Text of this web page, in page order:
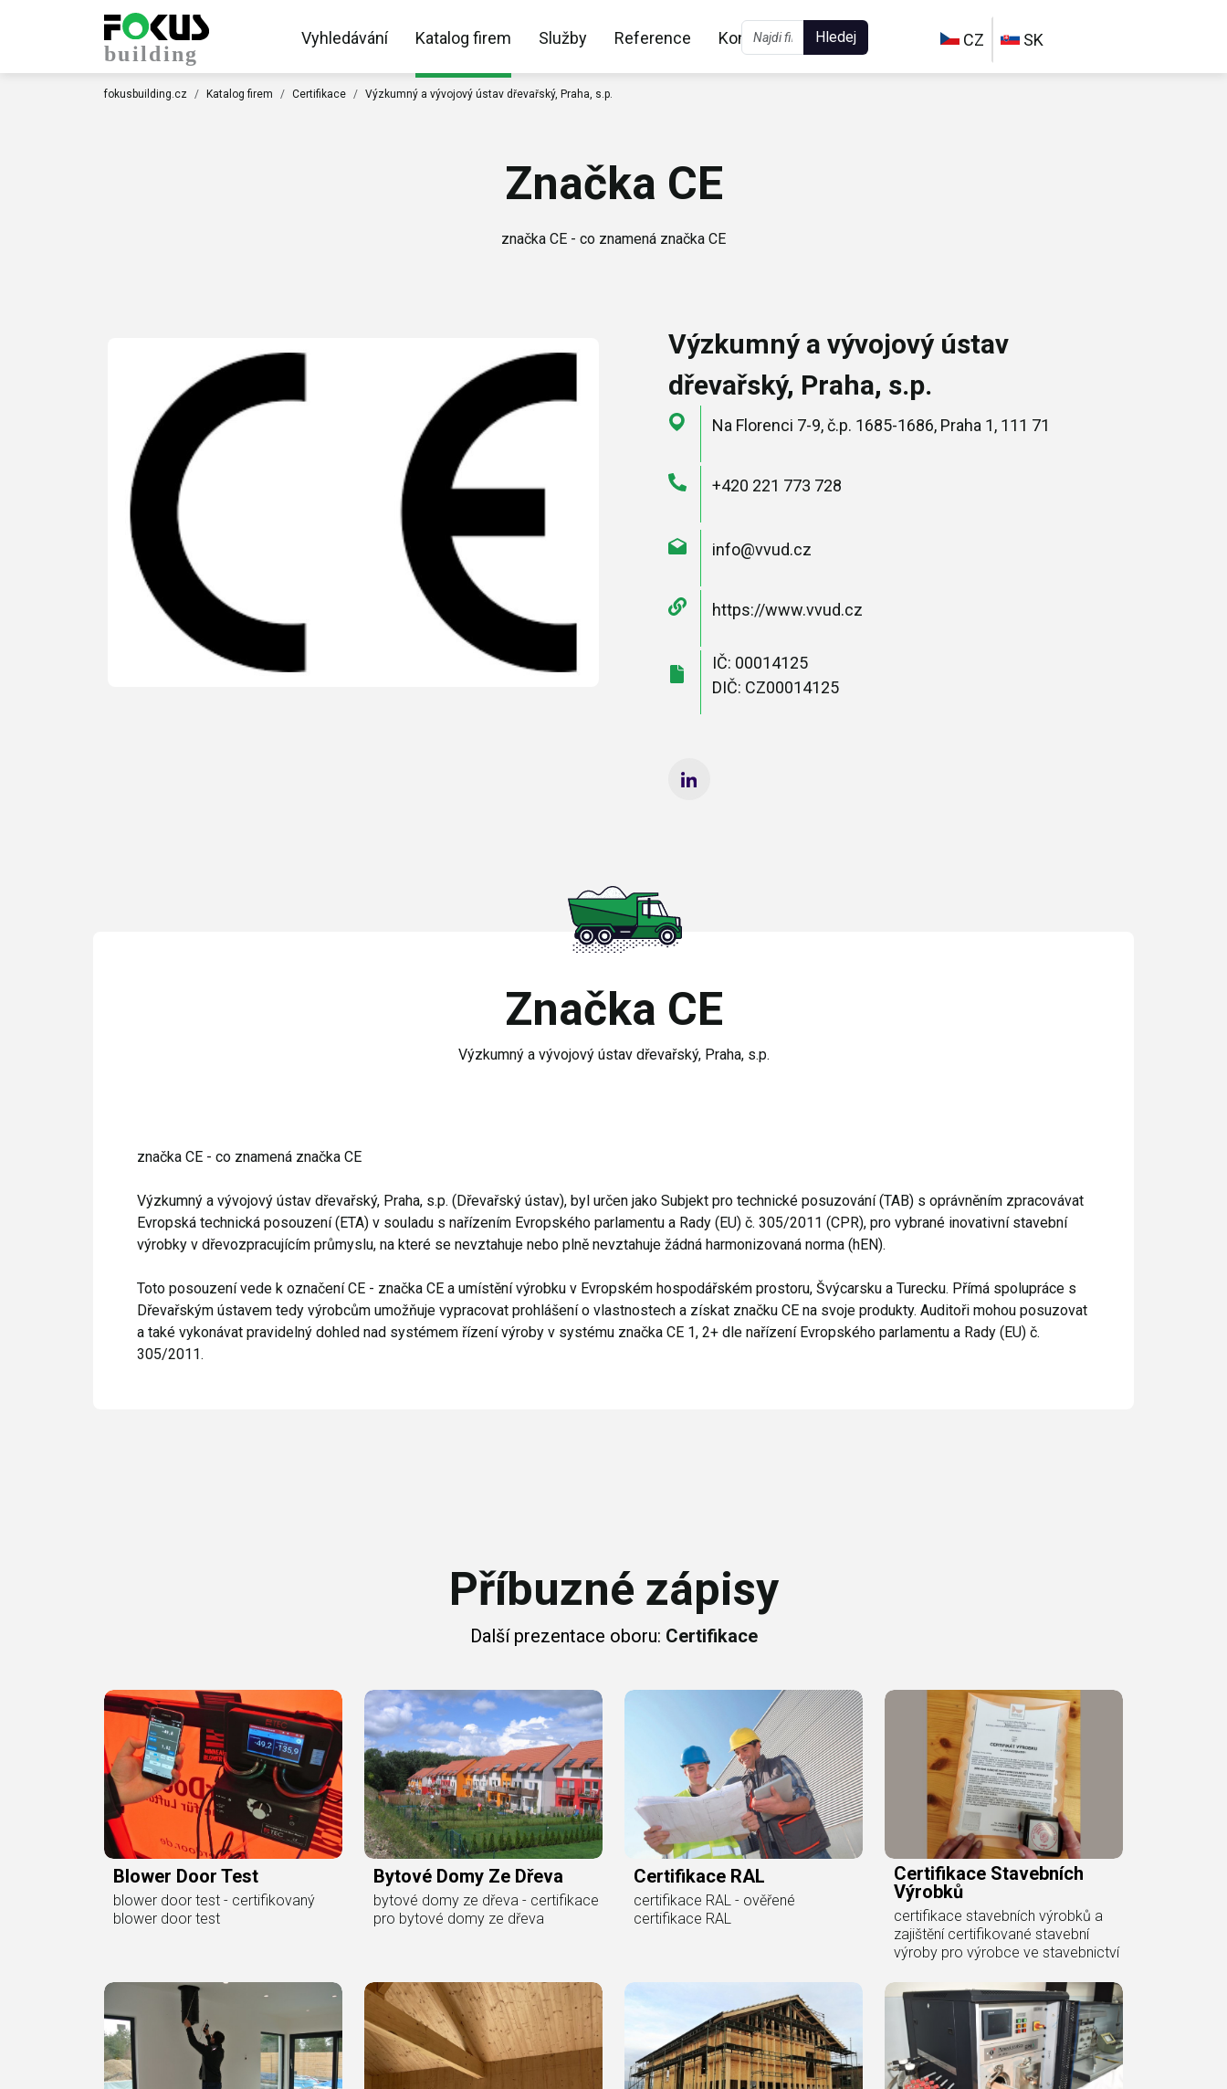
Vyhledávání Katalog firem Služby Reference Kontakt Hledej CZ SK
fokusbuilding.cz Katalog firem Certifikace Výzkumný a vývojový ústav dřevařský, Praha, s.p.
Značka CE
značka CE - co znamená značka CE
Výzkumný a vývojový ústav
dřevařský, Praha, s.p.
Na Florenci 7-9, č.p. 1685-1686, Praha 1, 111 71
+420 221 773 728
info@vvud.cz
https://www.vvud.cz
IČ: 00014125
DIČ: CZ00014125
Značka CE
Výzkumný a vývojový ústav dřevařský, Praha, s.p.
značka CE - co znamená značka CE
Výzkumný a vývojový ústav dřevařský, Praha, s.p. (Dřevařský ústav), byl určen jako Subjekt pro technické posuzování (TAB) s oprávněním zpracovávat
Evropská technická posouzení (ETA) v souladu s nařízením Evropského parlamentu a Rady (EU) č. 305/2011 (CPR), pro vybrané inovativní stavební
výrobky v dřevozpracujícím průmyslu, na které se nevztahuje nebo plně nevztahuje žádná harmonizovaná norma (hEN).
Toto posouzení vede k označení CE - značka CE a umístění výrobku v Evropském hospodářském prostoru, Švýcarsku a Turecku. Přímá spolupráce s
Dřevařským ústavem tedy výrobcům umožňuje vypracovat prohlášení o vlastnostech a získat značku CE na svoje produkty. Auditoři mohou posuzovat
a také vykonávat pravidelný dohled nad systémem řízení výroby v systému značka CE 1, 2+ dle nařízení Evropského parlamentu a Rady (EU) č.
305/2011.
Příbuzné zápisy
Další prezentace oboru: Certifikace
Blower Door Test
blower door test - certifikovaný
blower door test
Bytové Domy Ze Dřeva
bytové domy ze dřeva - certifikace
pro bytové domy ze dřeva
Certifikace RAL
certifikace RAL - ověřené
certifikace RAL
Certifikace Stavebních
Výrobků
certifikace stavebních výrobků a
zajištění certifikované stavební
výroby pro výrobce ve stavebnictví